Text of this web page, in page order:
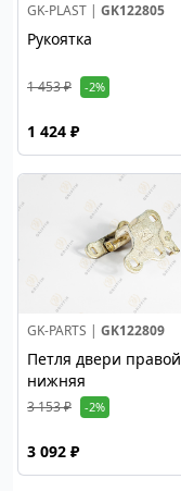
GK-PLAST | GK122805
Рукоятка
1 453 ₽ -2%
1 424 ₽
GK-PARTS | GK122809
Петля двери правой
нижняя
3 153 ₽ -2%
3 092 ₽